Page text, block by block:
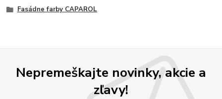
Fasádne farby CAPAROL
Nepremeškajte novinky, akcie a
zľavy!